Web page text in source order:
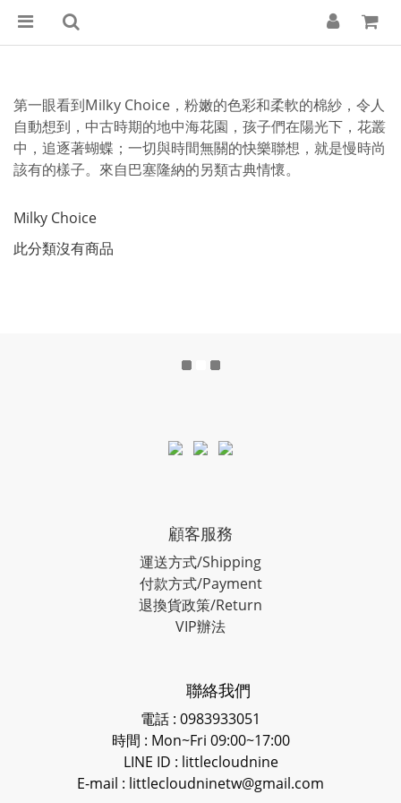
第一眼看到Milky Choice，粉嫩的色彩和柔軟的棉紗，令人
自動想到，中古時期的地中海花園，孩子們在陽光下，花叢
中，追逐著蝴蝶；一切與時間無關的快樂聯想，就是慢時尚
該有的樣子。來自巴塞隆納的另類古典情懷。
Milky Choice
此分類沒有商品
顧客服務
運送方式/Shipping
付款方式/Payment
退換貨政策/Return
VIP辦法
聯絡我們
電話 : 0983933051
時間 : Mon~Fri 09:00~17:00
LINE ID : littlecloudnine
E-mail : littlecloudninetw@gmail.com